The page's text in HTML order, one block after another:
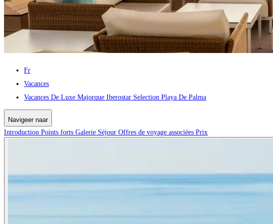
Fr
Vacances
Vacances De Luxe Majorque Iberostar Selection Playa De Palma
Navigeer naar
Introduction Points forts Galerie Séjour Offres de voyage associées Prix